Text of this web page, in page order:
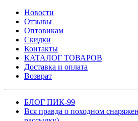
Новости
Отзывы
Оптовикам
Скидки
Контакты
КАТАЛОГ ТОВАРОВ
Доставка и оплата
Возврат
БЛОГ ПИК-99
Вся правда о походном